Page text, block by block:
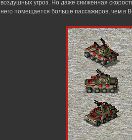
воздушных угроз. Но даже сниженная
него помещается больше пассажиров, чем в